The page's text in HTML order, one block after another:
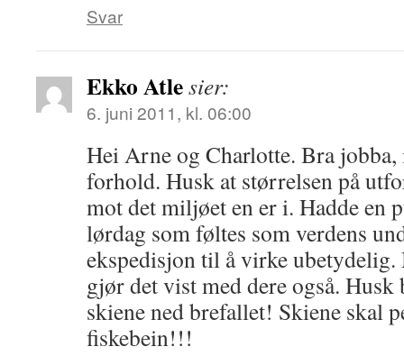
Svar
Ekko Atlesier:
6. juni 2011, kl. 06:00
Hei Arne og Charlotte. Bra
forhold. Husk at størrelsen på
mot det miljøet en er i. Hadde en
lørdag som føltes som verdens
ekspedisjon til å virke
gjør det vist med dere også. Husk
skiene ned brefallet! Skiene skal
fiskebein!!!